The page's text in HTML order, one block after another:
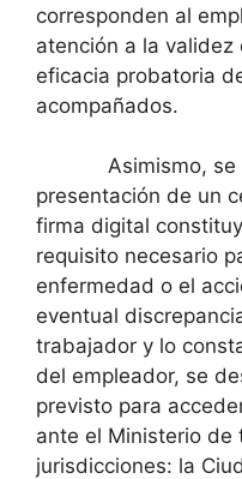
corresponden al
atención a la
eficacia probatoria
acompañados.
Asimismo, se
presentación de un
firma digital
requisito necesario
enfermedad o el
eventual
trabajador y lo
del empleador, se
previsto para
ante el Ministerio de
jurisdicciones: la